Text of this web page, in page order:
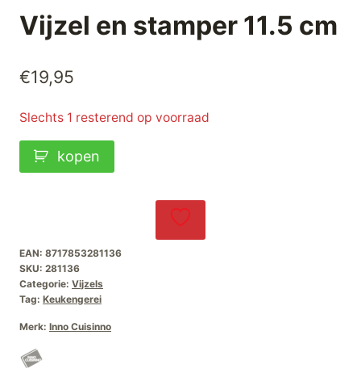
Vijzel en stamper 11.5 cm
€19,95
Slechts 1 resterend op voorraad
Vijzel
en
aantal
kopen
EAN: 8717853281136
SKU: 281136
Categorie: Vijzels
Tag: Keukengerei
Merk: Inno Cuisinno